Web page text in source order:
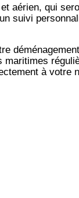
aérien, qui
suivi
à votre